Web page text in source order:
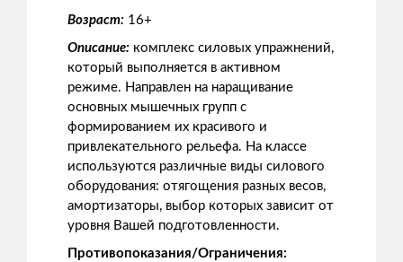
Возраст: 16+
Описание: комплекс силовых упражнений,
который выполняется в активном
режиме. Направлен на наращивание
основных мышечных групп с
формированием их красивого и
привлекательного рельефа. На классе
используются различные виды силового
оборудования: отягощения разных весов,
амортизаторы, выбор которых зависит от
уровня Вашей подготовленности.
Противопоказания/Ограничения: